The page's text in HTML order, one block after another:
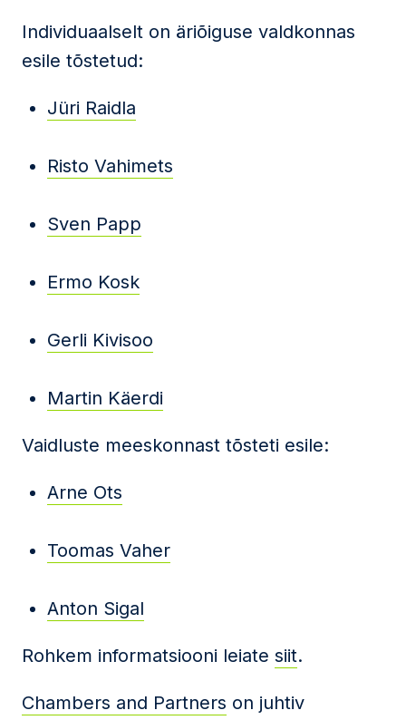
Individuaalselt on äriõiguse valdkonnas
esile tõstetud:
Jüri Raidla
Risto Vahimets
Sven Papp
Ermo Kosk
Gerli Kivisoo
Martin Käerdi
Vaidluste meeskonnast tõsteti esile:
Arne Ots
Toomas Vaher
Anton Sigal
Rohkem informatsiooni leiate siit.
Chambers and Partners on juhtiv